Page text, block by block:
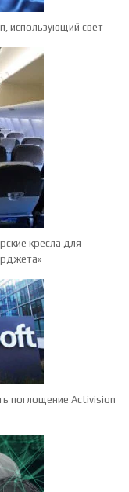
использующий свет
кресла для
поглощение Activision